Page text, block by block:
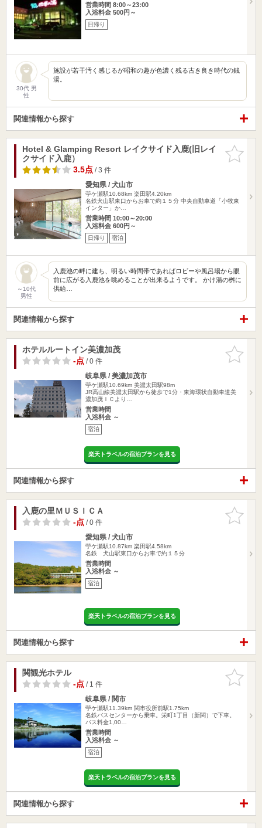
営業時間 8:00～23:00
入浴料金 500円～
日帰り
30代 男
性
施設が若干汚く感じるが昭和の趣が色濃く残る古き良き時代の銭
湯。
関連情報から探す
お気に入
りに追加
Hotel & Glamping Resort レイクサイド入鹿(旧レイ
クサイド入鹿）
3.5点/ 3 件
愛知県 / 犬山市
苧ケ瀬駅10.68km 楽田駅4.20km
名鉄犬山駅東口からお車で約１５分 中央自動車道「小牧東
インター」か…
営業時間 10:00～20:00
入浴料金 600円～
日帰り 宿泊
～10代
男性
入鹿池の畔に建ち、明るい時間帯であればロビーや風呂場から眼
前に広がる入鹿池を眺めることが出来るようです。 かけ湯の桝に
供給…
関連情報から探す
お気に入
りに追加
ホテルルートイン美濃加茂
-点/ 0 件
岐阜県 / 美濃加茂市
苧ケ瀬駅10.69km 美濃太田駅98m
JR高山線美濃太田駅から徒歩で1分・東海環状自動車道美
濃加茂ＩＣより…
営業時間
入浴料金 ～
宿泊
楽天トラベルの宿泊プランを見る
関連情報から探す
お気に入
りに追加
入鹿の里ＭＵＳＩＣＡ
-点/ 0 件
愛知県 / 犬山市
苧ケ瀬駅10.87km 楽田駅4.58km
名鉄 犬山駅東口からお車で約１５分
営業時間
入浴料金 ～
宿泊
楽天トラベルの宿泊プランを見る
関連情報から探す
お気に入
りに追加
関観光ホテル
-点/ 1 件
岐阜県 / 関市
苧ケ瀬駅11.39km 関市役所前駅1.75km
名鉄バスセンターから乗車。栄町1丁目（新関）で下車。
バス料金1,00…
営業時間
入浴料金 ～
宿泊
楽天トラベルの宿泊プランを見る
関連情報から探す